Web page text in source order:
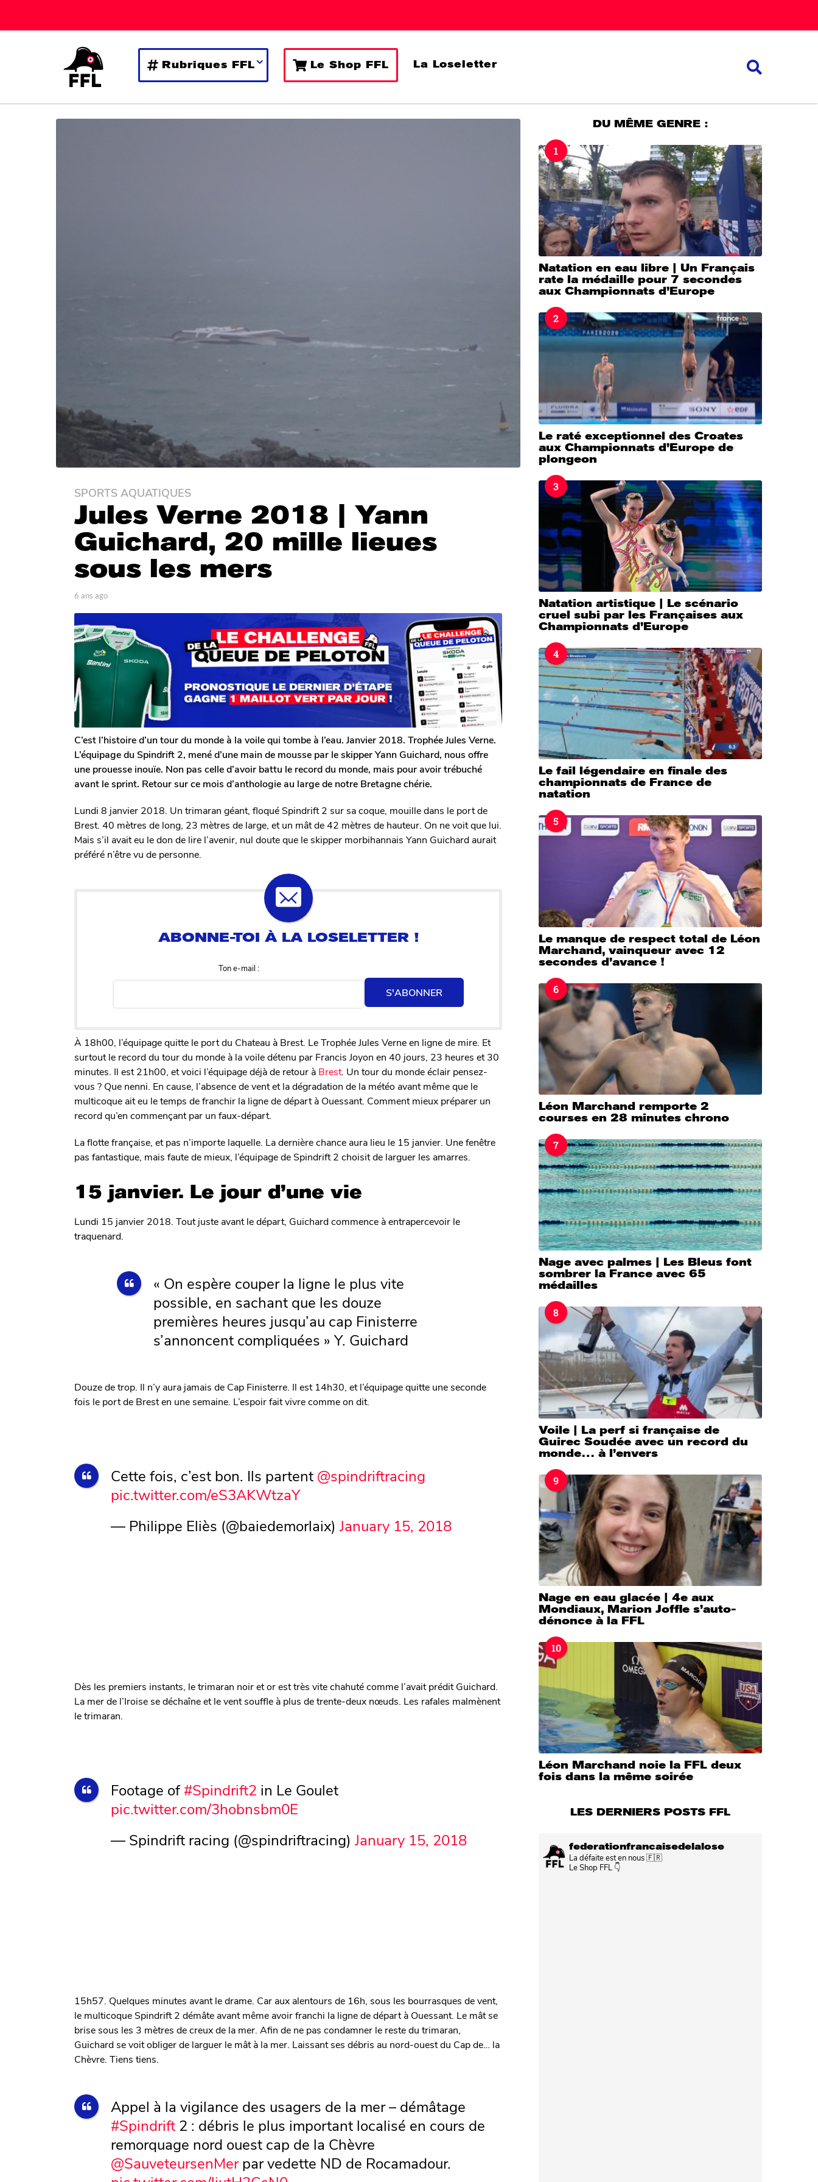
Rubriques FFL Le Shop FFL La Loseletter
6
n
s
a
g
o
6
n
s
a
g
o
SPORTS AQUATIQUES
Jules Verne 2018 | Yann
Guichard, 20 mille lieues
sous les mers
p
r
T
o
m
G
a
l
e
r
o
n
6 ans ago
s
a
o
C’est l’histoire d’un tour du monde à la voile qui tombe à l’eau. Janvier 2018. Trophée Jules Verne.
L’équipage du Spindrift 2, mené d’une main de mousse par le skipper Yann Guichard, nous offre
une prouesse inouïe. Non pas celle d’avoir battu le record du monde, mais pour avoir trébuché
avant le sprint. Retour sur ce mois d’anthologie au large de notre Bretagne chérie.
Lundi 8 janvier 2018. Un trimaran géant, floqué Spindrift 2 sur sa coque, mouille dans le port de
Brest. 40 mètres de long, 23 mètres de large, et un mât de 42 mètres de hauteur. On ne voit que lui.
Mais s’il avait eu le don de lire l’avenir, nul doute que le skipper morbihannais Yann Guichard aurait
préféré n’être vu de personne.
Ton e-mail :
S'ABONNER
À 18h00, l’équipage quitte le port du Chateau à Brest. Le Trophée Jules Verne en ligne de mire. Et
surtout le record du tour du monde à la voile détenu par Francis Joyon en 40 jours, 23 heures et 30
minutes. Il est 21h00, et voici l’équipage déjà de retour à Brest. Un tour du monde éclair pensez-
vous ? Que nenni. En cause, l’absence de vent et la dégradation de la météo avant même que le
multicoque ait eu le temps de franchir la ligne de départ à Ouessant. Comment mieux préparer un
record qu’en commençant par un faux-départ.
La flotte française, et pas n’importe laquelle. La dernière chance aura lieu le 15 janvier. Une fenêtre
pas fantastique, mais faute de mieux, l’équipage de Spindrift 2 choisit de larguer les amarres.
15 janvier. Le jour d’une vie
Lundi 15 janvier 2018. Tout juste avant le départ, Guichard commence à entrapercevoir le
traquenard.
« On espère couper la ligne le plus vite
possible, en sachant que les douze
premières heures jusqu’au cap Finisterre
s’annoncent compliquées » Y. Guichard
Douze de trop. Il n’y aura jamais de Cap Finisterre. Il est 14h30, et l’équipage quitte une seconde
fois le port de Brest en une semaine. L’espoir fait vivre comme on dit.
Cette fois, c’est bon. Ils partent @spindriftracing
pic.twitter.com/eS3AKWtzaY
— Philippe Eliès (@baiedemorlaix)January 15, 2018
Dès les premiers instants, le trimaran noir et or est très vite chahuté comme l’avait prédit Guichard.
La mer de l’Iroise se déchaîne et le vent souffle à plus de trente-deux nœuds. Les rafales malmènent
le trimaran.
Footage of#Spindrift2 in Le Goulet
pic.twitter.com/3hobnsbm0E
— Spindrift racing (@spindriftracing)January 15, 2018
15h57. Quelques minutes avant le drame. Car aux alentours de 16h, sous les bourrasques de vent,
le multicoque Spindrift 2 démâte avant même avoir franchi la ligne de départ à Ouessant. Le mât se
brise sous les 3 mètres de creux de la mer. Afin de ne pas condamner le reste du trimaran,
Guichard se voit obliger de larguer le mât à la mer. Laissant ses débris au nord-ouest du Cap de… la
Chèvre. Tiens tiens.
Appel à la vigilance des usagers de la mer – démâtage
#Spindrift 2 : débris le plus important localisé en cours de
remorquage nord ouest cap de la Chèvre
@SauveteursenMerpar vedette ND de Rocamadour.
DU MÊME GENRE :
1
Natation en eau libre | Un Français
rate la médaille pour 7 secondes
aux Championnats d’Europe
2
Le raté exceptionnel des Croates
aux Championnats d’Europe de
plongeon
3
Natation artistique | Le scénario
cruel subi par les Françaises aux
Championnats d’Europe
4
Le fail légendaire en finale des
championnats de France de
natation
5
Le manque de respect total de Léon
Marchand, vainqueur avec 12
secondes d’avance !
6
Léon Marchand remporte 2
courses en 28 minutes chrono
7
Nage avec palmes | Les Bleus font
sombrer la France avec 65
médailles
8
Voile | La perf si française de
Guirec Soudée avec un record du
monde… à l’envers
9
Nage en eau glacée | 4e aux
Mondiaux, Marion Joffle s’auto-
dénonce à la FFL
10
Léon Marchand noie la FFL deux
fois dans la même soirée
LES DERNIERS POSTS FFL
federationfrancaisedelalose
La défaite est en nous 🇫🇷
Le Shop FFL 👇